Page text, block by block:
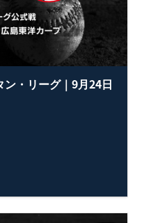
ン・リーグ｜9月24日